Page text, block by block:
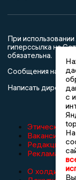
При
гиперссылка на
обязательна.
Сообщения на
Написать
Этическая
Вакансии
Редакция
Реклама
О холдинге
с